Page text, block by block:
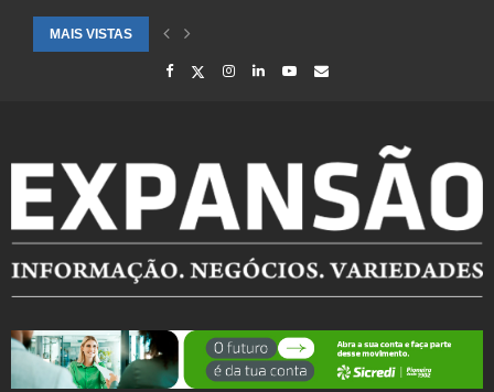
MAIS VISTAS
SAÚDE ALERTA PARA AUMENTO DE CASOS DE SÍNDROME GRIPAL